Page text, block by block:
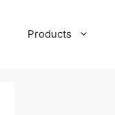
Products